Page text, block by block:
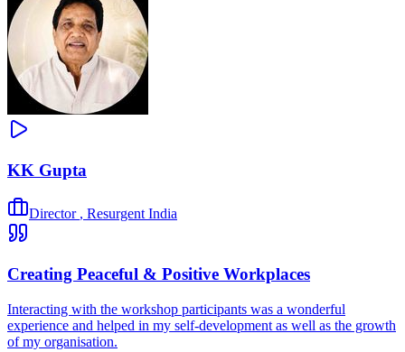
KK Gupta
Director , Resurgent India
Creating Peaceful & Positive Workplaces
Interacting with the workshop participants was a wonderful
experience and helped in my self-development as well as the growth
of my organisation.